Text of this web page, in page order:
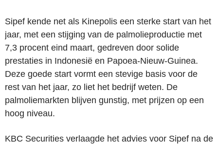
Sipef kende net als Kinepolis een sterke start van het
jaar, met een stijging van de palmolieproductie met
7,3 procent eind maart, gedreven door solide
prestaties in Indonesië en Papoea-Nieuw-Guinea.
Deze goede start vormt een stevige basis voor de
rest van het jaar, zo liet het bedrijf weten. De
palmoliemarkten blijven gunstig, met prijzen op een
hoog niveau.
KBC Securities verlaagde het advies voor Sipef na de